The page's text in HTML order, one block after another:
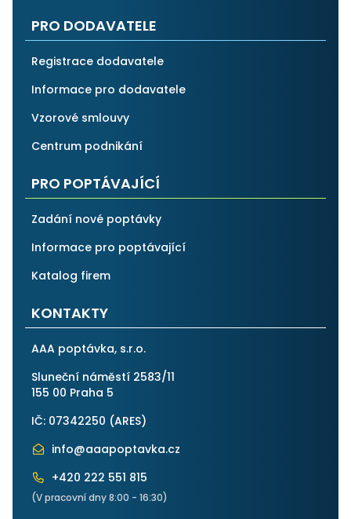
PRO DODAVATELE
Registrace dodavatele
Informace pro dodavatele
Vzorové smlouvy
Centrum podnikání
PRO POPTÁVAJÍCÍ
Zadání nové poptávky
Informace pro poptávající
Katalog firem
KONTAKTY
AAA poptávka, s.r.o.
Sluneční náměstí 2583/11
155 00 Praha 5
IČ: 07342250 (ARES)
info@aaapoptavka.cz
+420 222 551 815
(V pracovní dny 8:00 - 16:30)